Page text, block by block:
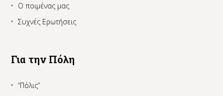
Ο ποιμένας μας
Συχνές Ερωτήσεις
Για την Πόλη
“Πόλις”